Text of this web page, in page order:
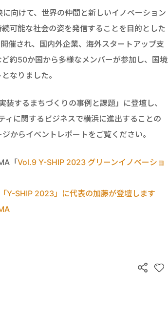
向けて、世界の仲間と新しいイノベーション
可能な社会の姿を発信することを目的とした
催され、国内外企業、海外スタートアップ支
約50か国から多様なメンバーが参加し、国境
なりました。
するまちづくりの事例と課題」に登壇し、
ィに関するビジネスで横浜に進出することの
からイベントレポートをご覧ください。
「Vol.9 Y-SHIP 2023 グリーンイノベーショ
Y-SHIP 2023」に代表の加藤が登壇します